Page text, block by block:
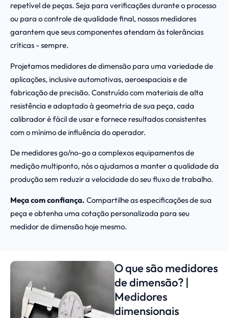
repetível de peças. Seja para verificações durante o processo
ou para o controle de qualidade final, nossos medidores
garantem que seus componentes atendam às tolerâncias
críticas - sempre.
Projetamos medidores de dimensão para uma variedade de
aplicações, inclusive automotivas, aeroespaciais e de
fabricação de precisão. Construído com materiais de alta
resistência e adaptado à geometria de sua peça, cada
calibrador é fácil de usar e fornece resultados consistentes
com o mínimo de influência do operador.
De medidores go/no-go a complexos equipamentos de
medição multiponto, nós o ajudamos a manter a qualidade da
produção sem reduzir a velocidade do seu fluxo de trabalho.
Meça com confiança. Compartilhe as especificações de sua
peça e obtenha uma cotação personalizada para seu
medidor de dimensão hoje mesmo.
O que são medidores
de dimensão? |
Medidores
dimensionais